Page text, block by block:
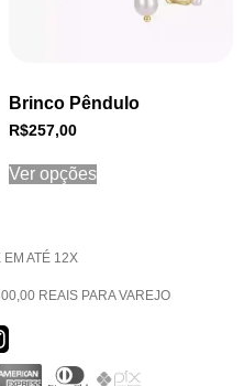
Brinco Pêndulo
R$257,00
Ver opções
EM ATÉ 12X
REAIS PARA VAREJO